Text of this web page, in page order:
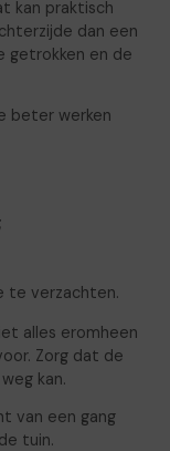
kan praktisch
dan een
getrokken en de
beter werken
te verzachten.
alles eromheen
Zorg dat de
kan.
van een gang
tuin.